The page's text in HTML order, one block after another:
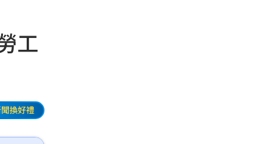
工
換好禮